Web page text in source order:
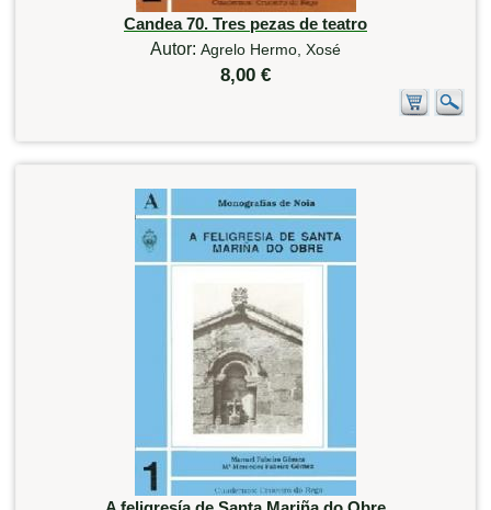
Candea 70. Tres pezas de teatro
Autor: Agrelo Hermo, Xosé
8,00 €